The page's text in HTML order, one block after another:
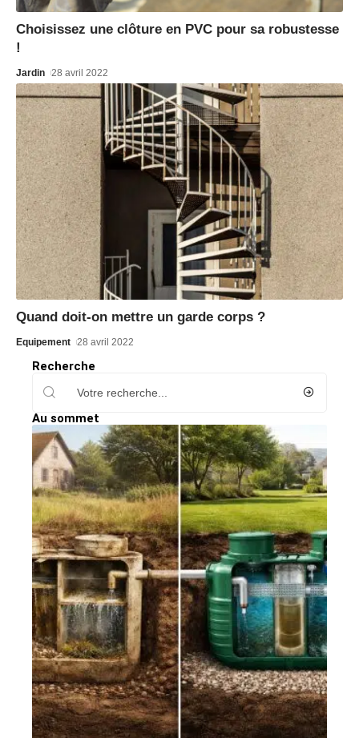
Choisissez une clôture en PVC pour sa robustesse
!
Jardin 28 avril 2022
Quand doit-on mettre un garde corps ?
Equipement 28 avril 2022
Recherche
Au sommet